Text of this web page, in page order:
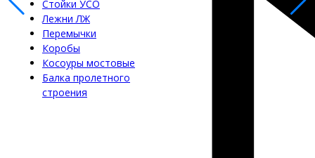
Стойки УСО
Лежни ЛЖ
Перемычки
Коробы
Косоуры мостовые
Балка пролетного
строения